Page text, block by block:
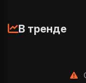
В тренде